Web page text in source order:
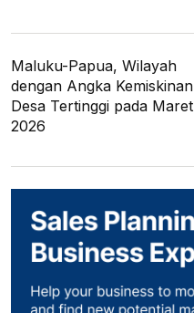
Maluku-Papua, Wilayah
dengan Angka Kemiskinan
Desa Tertinggi pada Maret
2026